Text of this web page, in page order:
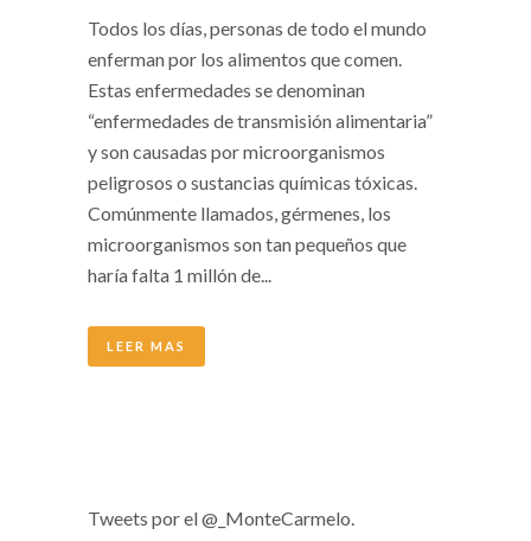
Todos los días, personas de todo el mundo
enferman por los alimentos que comen.
Estas enfermedades se denominan
“enfermedades de transmisión alimentaria”
y son causadas por microorganismos
peligrosos o sustancias químicas tóxicas.
Comúnmente llamados, gérmenes, los
microorganismos son tan pequeños que
haría falta 1 millón de...
LEER MAS
Tweets por el @_MonteCarmelo.